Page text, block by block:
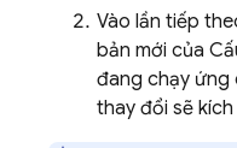
Vào lần tiếp
bản mới của
đang chạy ứng
thay đổi sẽ